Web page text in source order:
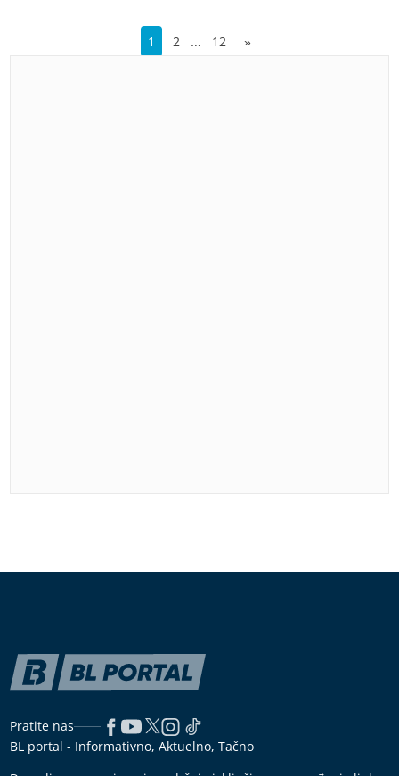
1 2 … 12 »
Pratite nas
BL portal - Informativno, Aktuelno, Tačno